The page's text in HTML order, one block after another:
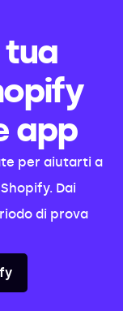
tua
app
per aiutarti a
Dai
di prova